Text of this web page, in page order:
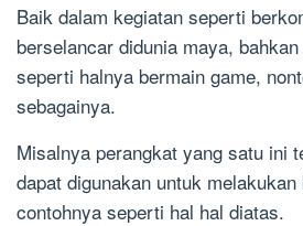
Baik dalam kegiatan seperti
berselancar didunia maya,
seperti halnya bermain game,
sebagainya.
Misalnya perangkat yang satu ini
dapat digunakan untuk
contohnya seperti hal hal diatas.